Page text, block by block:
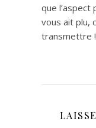
que l’aspect
vous ait plu,
transmettre !